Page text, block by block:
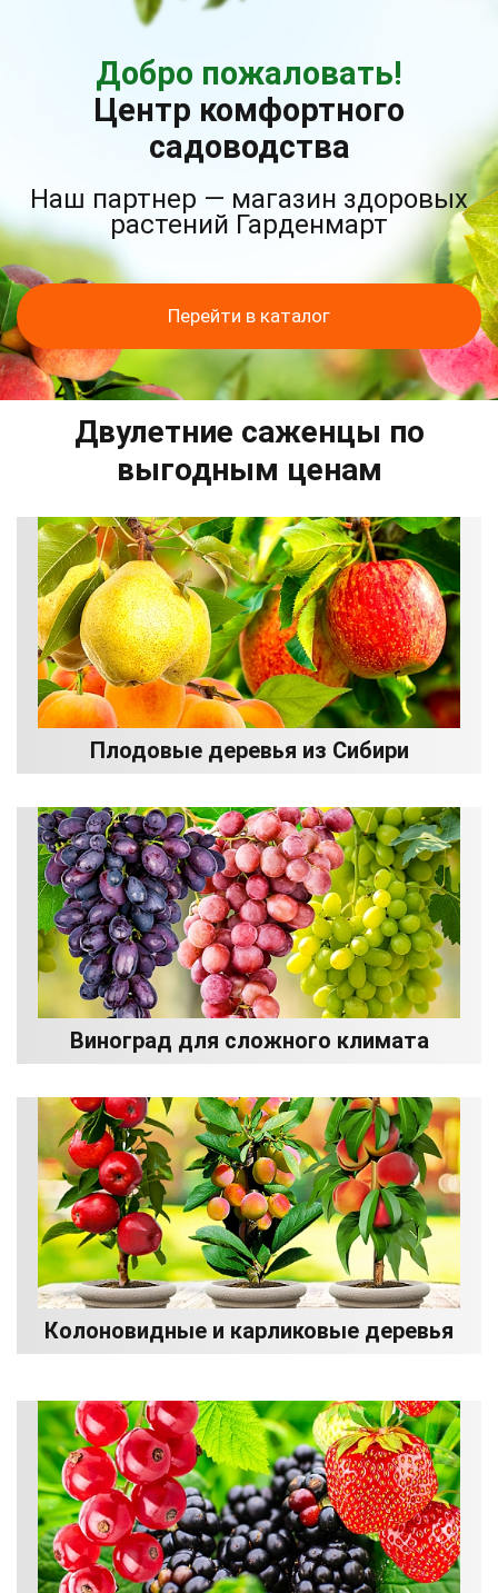
Добро пожаловать!
Центр комфортного
садоводства
Наш партнер — магазин здоровых
растений Гарденмарт
Перейти в каталог
Двулетние саженцы по
выгодным ценам
Плодовые деревья из Сибири
Виноград для сложного климата
Колоновидные и карликовые деревья